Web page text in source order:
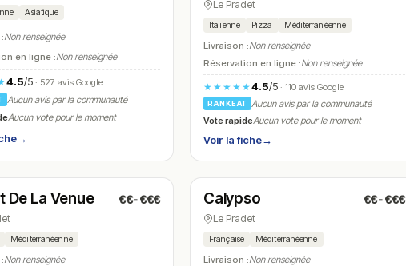
Asiatique
Non renseignée
en ligne :Non renseignée
4.5/5· 527 avis Google
Aucun avis par la communauté
Aucun vote pour le moment
→
Le Pradet
Italienne Pizza Méditerranéenne
Livraison :Non renseignée
Réservation en ligne :Non renseignée
★★★★★4.5/5· 110 avis Google
RANKEAT
Aucun avis par la communauté
Vote rapideAucun vote pour le moment
Voir la fiche→
(06:30 – 20:30)
De La Venue €€-€€€
Méditerranéenne
Non renseignée
N° 22
Ouvert(12:00 – 14:00, 18:30 – 01:00)
Calypso €€-€€€
Le Pradet
Française Méditerranéenne
Livraison :Non renseignée